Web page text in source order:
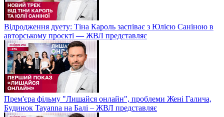
Відродження дуету: Тіна Кароль заспіває з Юлією Саніною в
авторському проєкті — ЖВЛ представляє
Прем'єра фільму "Лишайся онлайн", проблеми Жені Галича,
Будинок Tayanna на Балі – ЖВЛ представляє